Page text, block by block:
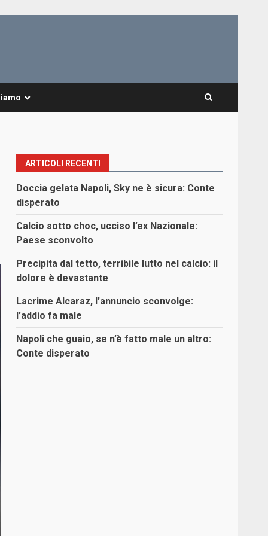
ARTICOLI RECENTI
Doccia gelata Napoli, Sky ne è sicura: Conte
disperato
Calcio sotto choc, ucciso l’ex Nazionale:
Paese sconvolto
Precipita dal tetto, terribile lutto nel calcio: il
dolore è devastante
Lacrime Alcaraz, l’annuncio sconvolge:
l’addio fa male
Napoli che guaio, se n’è fatto male un altro:
Conte disperato